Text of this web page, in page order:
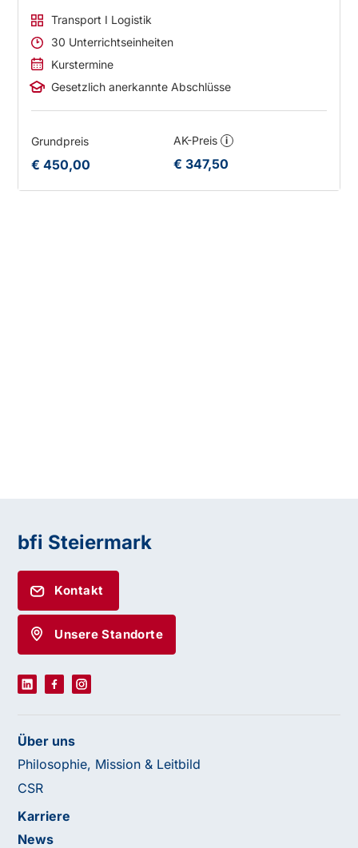
Transport I Logistik
30 Unterrichtseinheiten
Kurstermine
Gesetzlich anerkannte Abschlüsse
Grundpreis
€ 450,00
AK-Preis i
€ 347,50
bfi Steiermark
Kontakt
Unsere Standorte
Über uns
Philosophie, Mission & Leitbild
CSR
Karriere
News